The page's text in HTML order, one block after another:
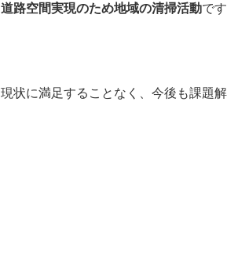
道路空間実現のため地域の清掃活動です
現状に満足することなく、今後も課題